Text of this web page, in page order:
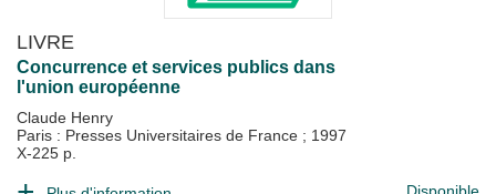
LIVRE
Concurrence et services publics dans
l'union européenne
Claude Henry
Paris : Presses Universitaires de France ; 1997
X-225 p.